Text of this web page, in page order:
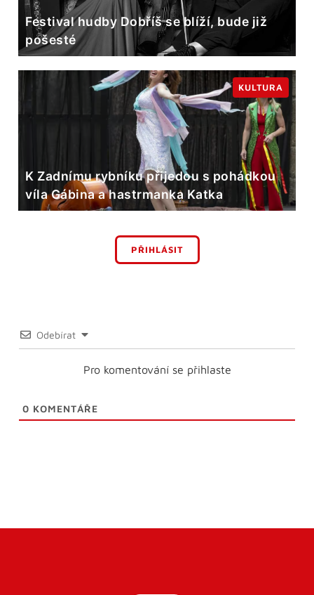
Festival hudby Dobříš se blíží, bude již
pošesté
K Zadnímu rybníku přijedou s pohádkou
víla Gábina a hastrmanka Katka
KULTURA
PŘIHLÁSIT
Odebírat
Pro komentování se přihlaste
0 KOMENTÁŘE